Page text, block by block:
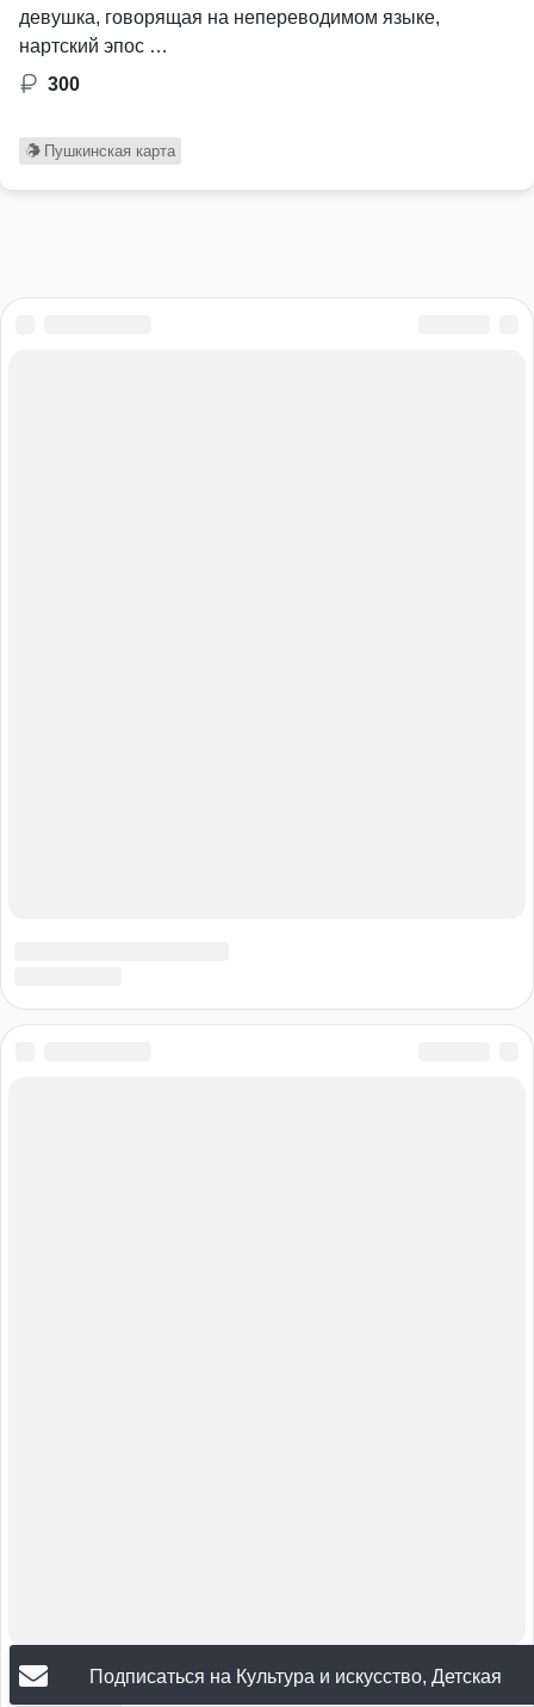
девушка, говорящая на непереводимом языке,
нартский эпос …
300
Пушкинская карта
Подписаться на Культура и искусство, Детская